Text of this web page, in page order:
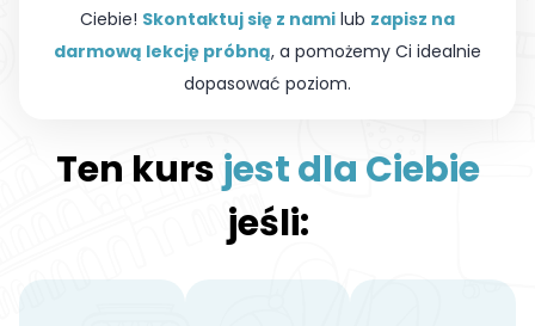
Ciebie! Skontaktuj się z nami lub zapisz na
darmową lekcję próbną, a pomożemy Ci idealnie
dopasować poziom.
Ten kurs jest dla Ciebie
jeśli: